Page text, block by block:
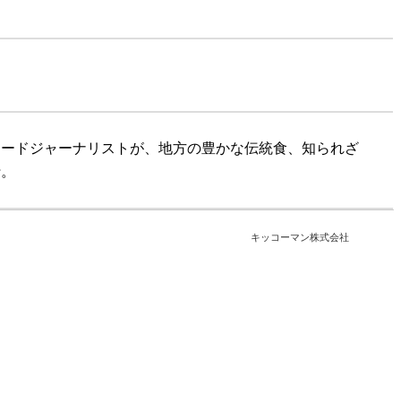
ドジャーナリストが、地方の豊かな伝統食、知られざ
キッコーマン株式会社